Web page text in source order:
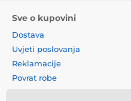
Sve o kupovini
Dostava
Uvjeti poslovanja
Reklamacije
Povrat robe